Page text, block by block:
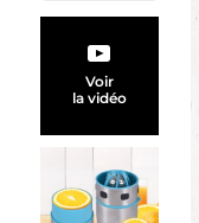
Voir
la vidéo